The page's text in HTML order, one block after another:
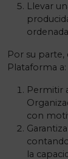
Llevar
Por su parte,
Plataforma a:
Permitir
con
la